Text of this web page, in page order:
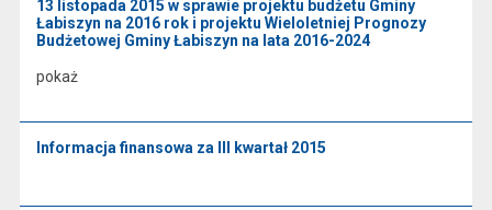
13 listopada 2015 w sprawie projektu budżetu Gminy
Łabiszyn na 2016 rok i projektu Wieloletniej Prognozy
Budżetowej Gminy Łabiszyn na lata 2016-2024
pokaż
Informacja finansowa za III kwartał 2015